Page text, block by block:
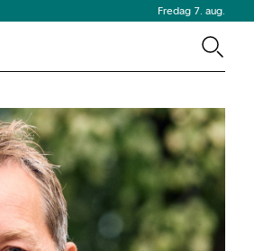
Fredag 7. aug.